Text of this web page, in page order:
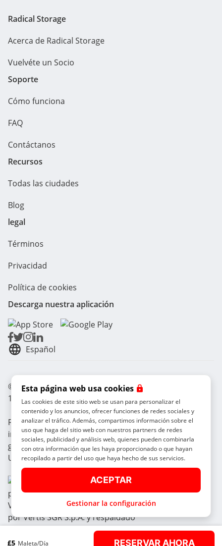
Esta página web usa cookies
Las cookies de este sitio web se usan para personalizar el
contenido y los anuncios, ofrecer funciones de redes sociales y
analizar el tráfico. Además, compartimos información sobre el
uso que haga del sitio web con nuestros partners de redes
sociales, publicidad y análisis web, quienes pueden combinarla
con otra información que les haya proporcionado o que hayan
recopilado a partir del uso que haya hecho de sus servicios.
ACEPTAR
Gestionar la configuración
£5 Maleta/día RESERVAR AHORA
Radical Storage
Acerca de Radical Storage
Vuelvéte un Socio
Soporte
Cómo funciona
FAQ
Contáctanos
Recursos
Todas las ciudades
Blog
legal
Términos
Privacidad
Política de cookies
Descarga nuestra aplicación
Español
© Radical Storage • Lean Team S.R.L. • P. IVA
14104111001
Radical también está financiado por el fondo de
inversión “Vertis Venture 4 Scaleup Lazio”
gestionado por Vertis SGR S.p.A. y respaldado por la
Unión Europea NextGerenation EU y: